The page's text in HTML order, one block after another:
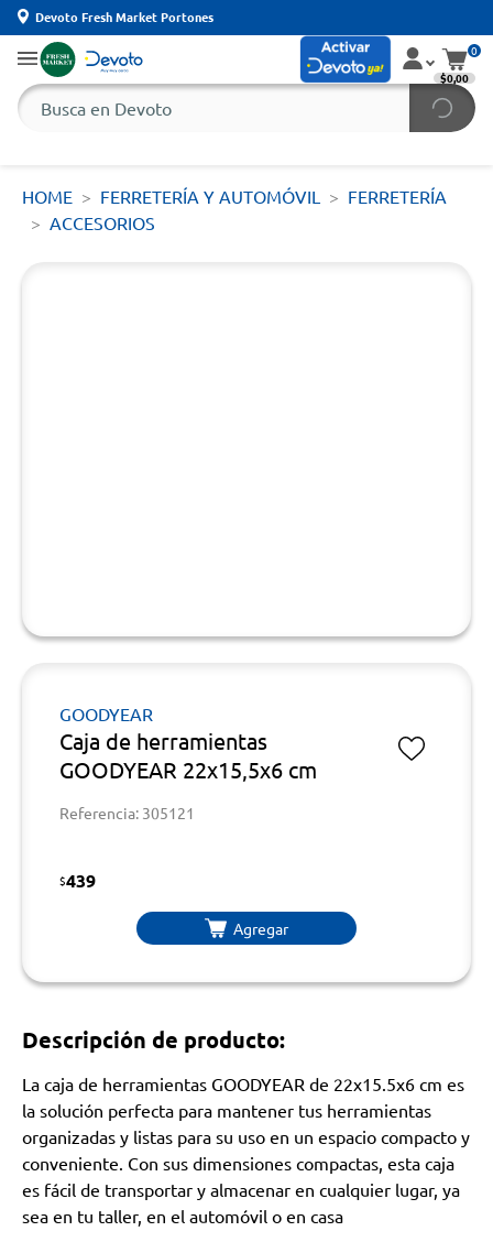
Devoto Fresh Market Portones
0
$0,00
HOME FERRETERÍA Y AUTOMÓVIL
FERRETERÍA
ACCESORIOS
GOODYEAR
Caja de herramientas
GOODYEAR 22x15,5x6 cm
Referencia: 305121
$439
Agregar
Descripción de producto:
La caja de herramientas GOODYEAR de 22x15.5x6 cm es
la solución perfecta para mantener tus herramientas
organizadas y listas para su uso en un espacio compacto y
conveniente. Con sus dimensiones compactas, esta caja
es fácil de transportar y almacenar en cualquier lugar, ya
sea en tu taller, en el automóvil o en casa